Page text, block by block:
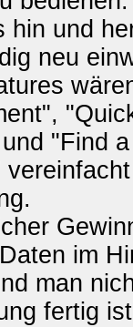
hin und
neu
"Find
im
man
fertig